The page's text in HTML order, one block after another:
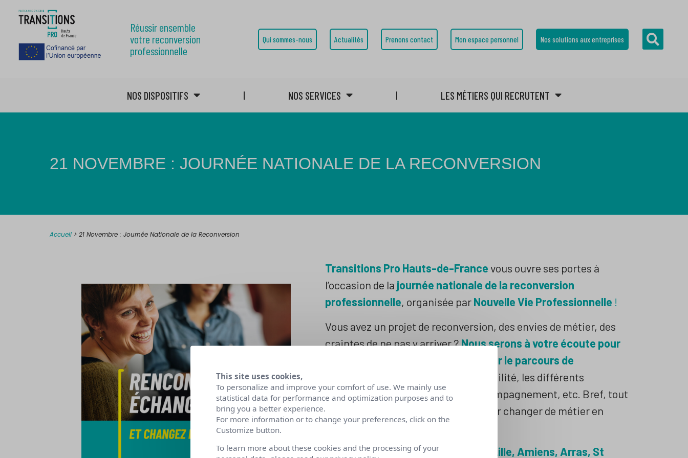
Réussir ensemble
votre reconversion
professionnelle
Qui sommes-nous Actualités Prenons contact Mon espace personnel Nos solutions aux entreprises
NOS DISPOSITIFS NOS SERVICES LES MÉTIERS QUI RECRUTENT
21 NOVEMBRE : JOURNÉE NATIONALE DE LA RECONVERSION
Accueil > 21 Novembre : Journée Nationale de la Reconversion
Transitions Pro Hauts-de-Francevous ouvre ses portes à
l’occasion de la journée nationale de la reconversion
professionnelle, organisée parNouvelle Vie Professionnelle !
Vous avez un projet de reconversion, des envies de métier, des
craintes de ne pas y arriver ?Nous serons à votre écoute pour
répondre à vos questions et clarifier le parcours de
les conditions d’éligibilité, les différents
dispositifs, les financements, l’accompagnement, etc. Bref, tout
ce à quoi vous avez droit pour pouvoir changer de métier en
toute sécurité et sérénité !
Transitions Pro Hauts-de-France à
Lille, Amiens, Arras, St
This site uses cookies,
To personalize and improve your comfort of use. We mainly use
statistical data for performance and optimization purposes and to
bring you a better experience.
For more information or to change your preferences, click on the
Customize button.
To learn more about these cookies and the processing of your